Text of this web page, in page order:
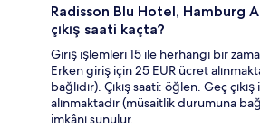
Radisson Blu Hotel, Hamburg
çıkış saati kaçta?
Giriş işlemleri 15 ile herhangi bir
Erken giriş için 25 EUR ücret
bağlıdır). Çıkış saati: öğlen. Geç
alınmaktadır (müsaitlik durumuna
imkânı sunulur.